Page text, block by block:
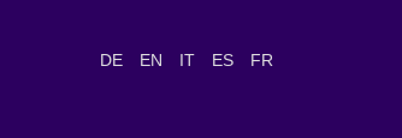
DE EN IT ES FR